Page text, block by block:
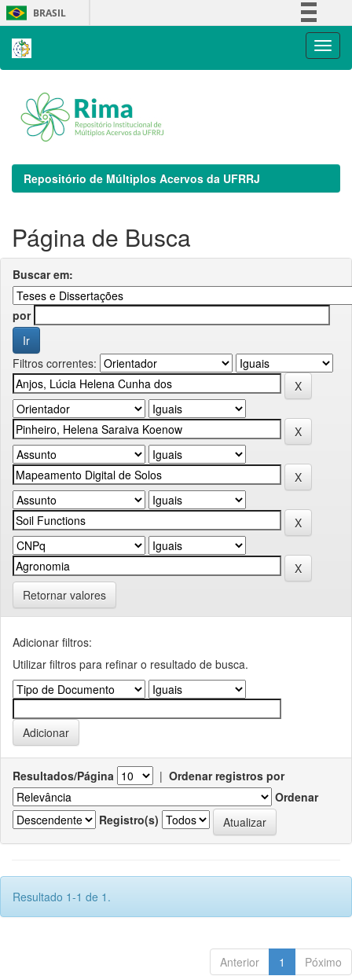
Skip
navigation
BRASIL
Repositório de Múltiplos Acervos da UFRRJ
Página de Busca
Buscar em:
por
Filtros correntes:
Retornar valores
Adicionar filtros:
Utilizar filtros para refinar o resultado de busca.
Resultados/Página | Ordenar registros por
Ordenar
Registro(s)
Resultado 1-1 de 1.
Anterior 1 Póximo